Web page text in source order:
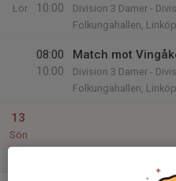
Lör
10:00
Division 3 Damer -
Folkungahallen,
08:00
10:00
Match mot
Division 3 Damer -
Folkungahallen,
13
Sön